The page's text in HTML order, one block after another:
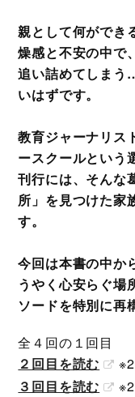
親として何ができ
燥感と不安の中で
追い詰めてしま
いはずです。
教育ジャーナリス
ースクールという
刊行には、そんな
所」を見つけた家
す。
今回は本書の中か
うやく心安らぐ場
ソードを特別に再
全４回の１回目
２回目を読む
３回目を読む